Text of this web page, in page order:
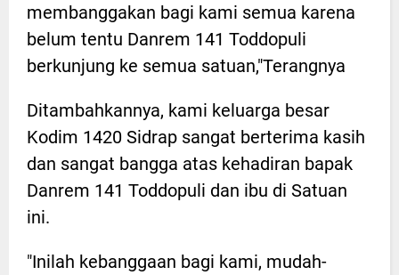
membanggakan bagi kami semua karena
belum tentu Danrem 141 Toddopuli
berkunjung ke semua satuan,"Terangnya
Ditambahkannya, kami keluarga besar
Kodim 1420 Sidrap sangat berterima kasih
dan sangat bangga atas kehadiran bapak
Danrem 141 Toddopuli dan ibu di Satuan
ini.
"Inilah kebanggaan bagi kami, mudah-